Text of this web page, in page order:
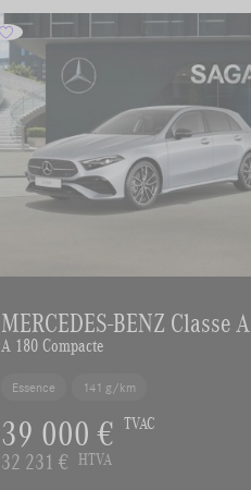
MERCEDES-BENZ Classe A
A 180 Compacte
Essence 141 g/km
39 000 € TVAC
32 231 € HTVA